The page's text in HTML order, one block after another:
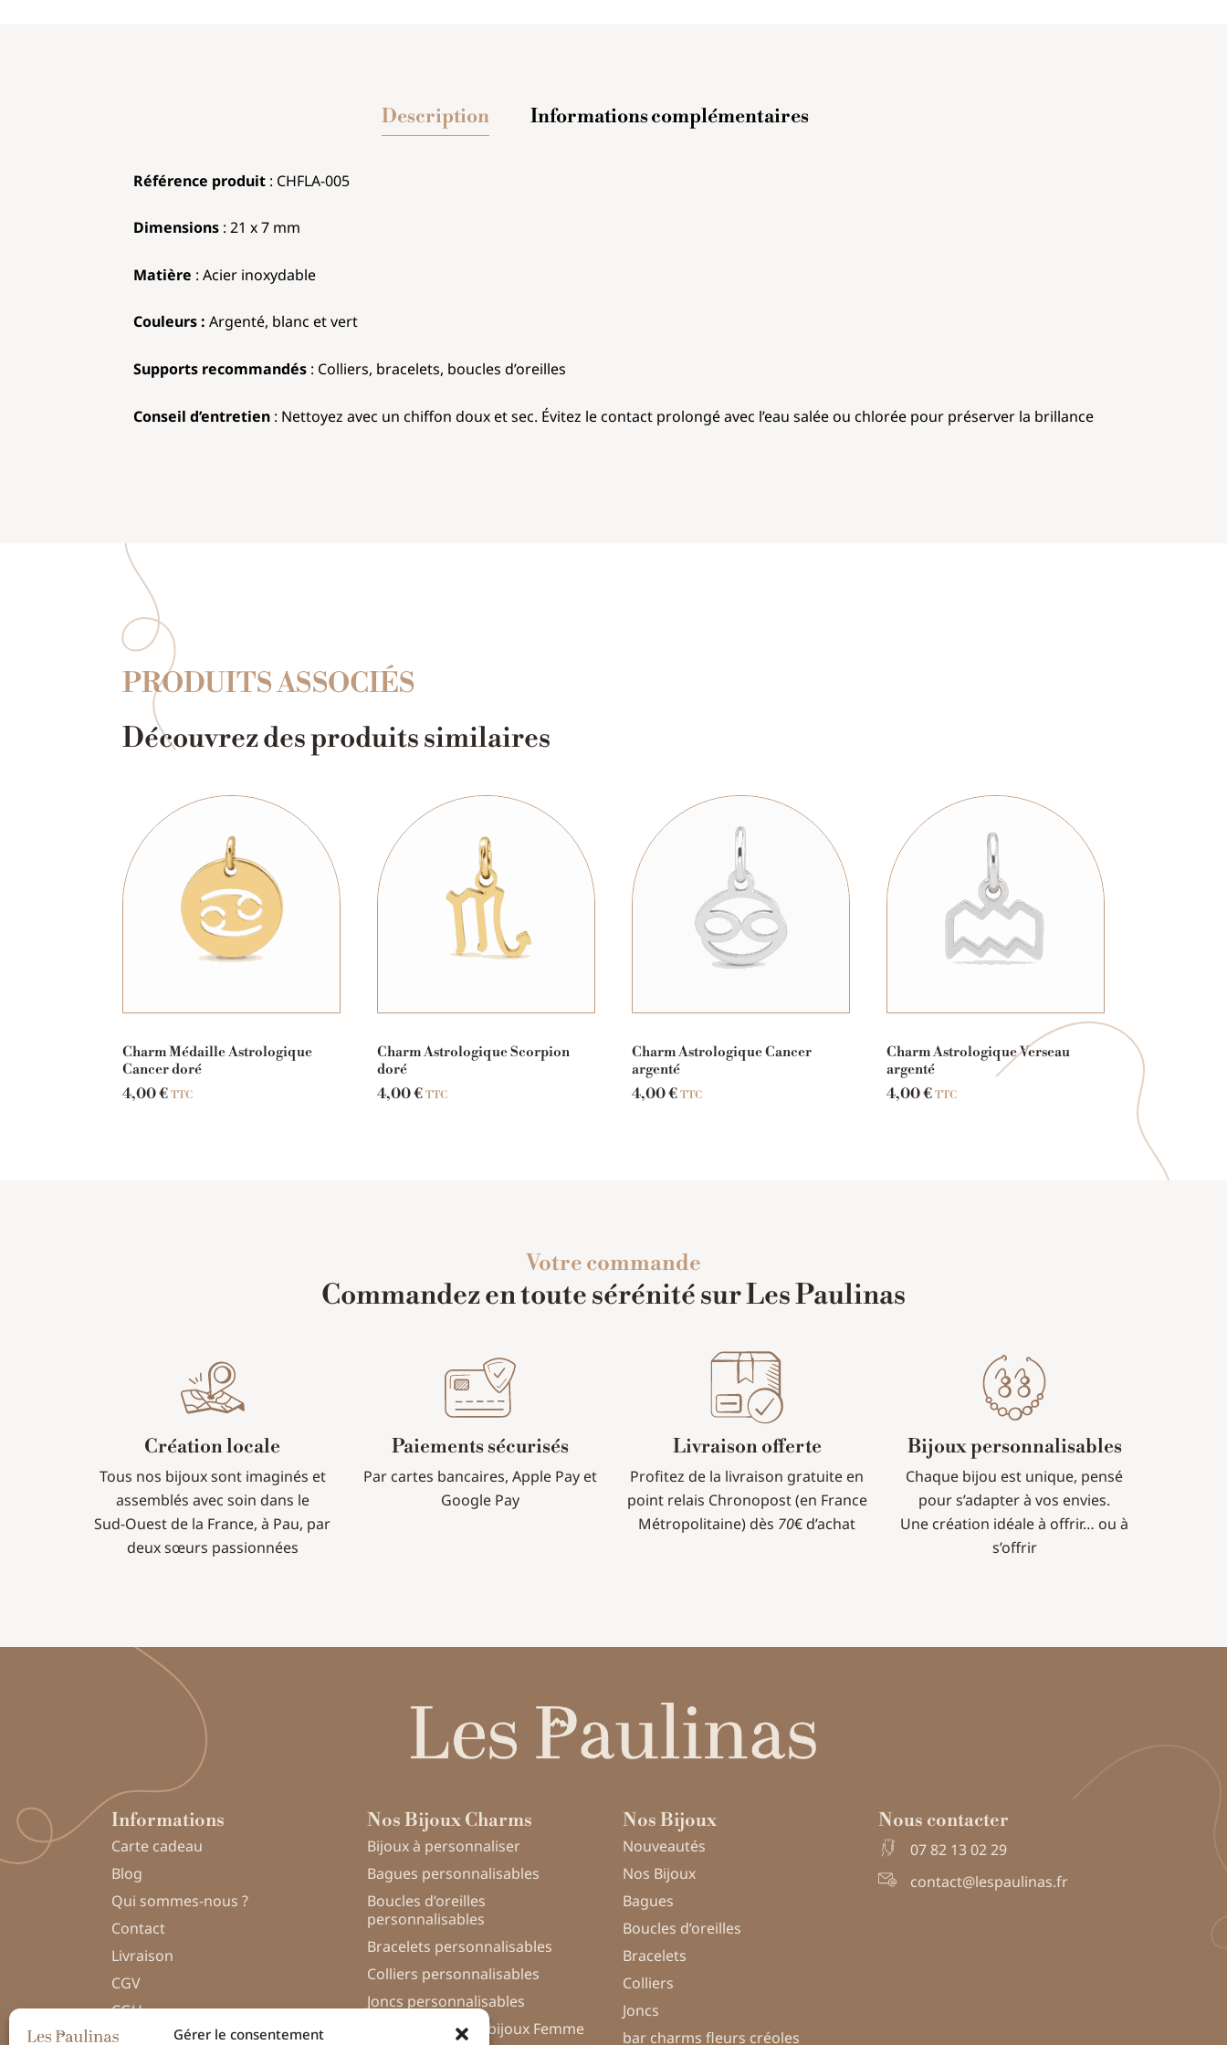
Gérer le consentement
Description Informations complémentaires
Référence produit : CHFLA-005
Dimensions : 21 x 7 mm
Matière : Acier inoxydable
Couleurs : Argenté, blanc et vert
Supports recommandés : Colliers, bracelets, boucles d’oreilles
Conseil d’entretien : Nettoyez avec un chiffon doux et sec. Évitez le contact prolongé avec l’eau salée ou chlorée pour préserver la brillance
PRODUITS ASSOCIÉS
Découvrez des produits similaires
Charm Médaille Astrologique
Cancer doré
4,00€ TTC
Charm Astrologique Scorpion
doré
4,00€ TTC
Charm Astrologique Cancer
argenté
4,00€ TTC
Charm Astrologique Verseau
argenté
4,00€ TTC
Votre commande
Commandez en toute sérénité sur Les Paulinas
Création locale
Tous nos bijoux sont imaginés et
assemblés avec soin dans le
Sud-Ouest de la France, à Pau, par
deux sœurs passionnées
Paiements sécurisés
Par cartes bancaires, Apple Pay et
Google Pay
Livraison offerte
Profitez de la livraison gratuite en
point relais Chronopost (en France
Métropolitaine) dès 70€ d’achat
Bijoux personnalisables
Chaque bijou est unique, pensé
pour s’adapter à vos envies.
Une création idéale à offrir… ou à
s’offrir
Informations
Carte cadeau
Blog
Qui sommes-nous ?
Contact
Livraison
CGV
CGU
Politique de confidentialité
Nos Bijoux Charms
Bijoux à personnaliser
Bagues personnalisables
Boucles d’oreilles
personnalisables
Bracelets personnalisables
Colliers personnalisables
Joncs personnalisables
Personnalisation bijoux Femme
Nos Bijoux
Nouveautés
Nos Bijoux
Bagues
Boucles d’oreilles
Bracelets
Colliers
Joncs
bar charms fleurs créoles
Nous contacter
07 82 13 02 29
contact@lespaulinas.fr